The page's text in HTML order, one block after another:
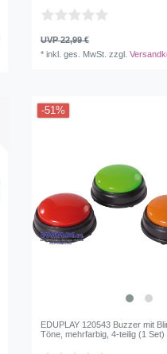
UVP 22,99 €
*inkl. ges. MwSt. zzgl.
-51%
EDUPLAY 120543 Buzzer mit
Töne, mehrfarbig, 4-teilig (1 Set)